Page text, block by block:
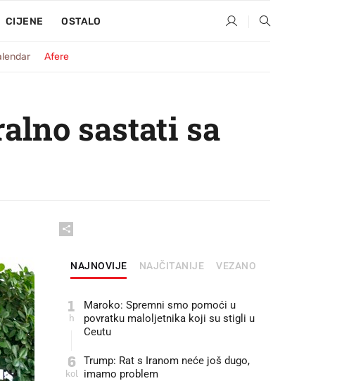
CIJENE OSTALO
Afere
sastati sa
NAJNOVIJE NAJČITANIJE VEZANO
1
h
Maroko: Spremni smo pomoći u
povratku maloljetnika koji su stigli u
Ceutu
6
kol
Trump: Rat s Iranom neće još dugo,
imamo problem